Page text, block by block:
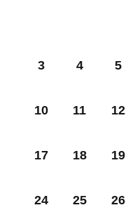
3 4 5
10 11 12
17 18 19
24 25 26